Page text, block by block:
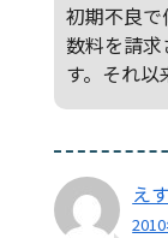
初期不良
数料を請
す。それ以
えす